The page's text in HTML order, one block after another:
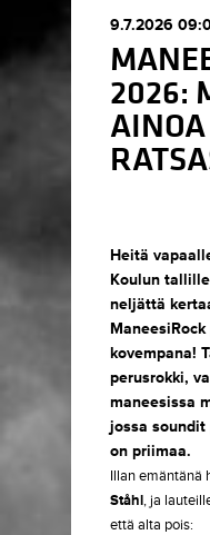
9.7.2026
2026:
Heitä
Koulun
neljättä
ManeesiRock
kovempana!
perusrokki,
maneesissa
jossa soundit
on priimaa.
Illan emäntänä
Ståhl, ja
että alta pois: